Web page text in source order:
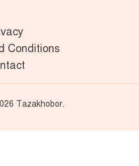
Conditions
Tazakhobor.